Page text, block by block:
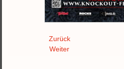
Zurück
Weiter